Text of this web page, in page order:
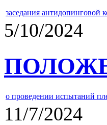
заседания
5/10/2024
о проведении испытаний
11/7/2024